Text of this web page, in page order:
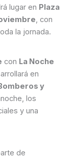
lugar en Plaza
, con
la jornada.
con La Noche
en
y
los
y una
de